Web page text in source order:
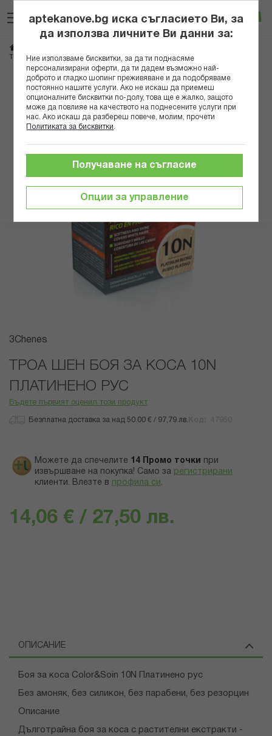
към
съдържанието
Вход
ТРОА ШЕН БОЯ ЗА КОСА 10N ПЛАТИНЕНО РУС
Преминете
края
Преминете
началото
галерия
със
3Chenes
ТРОА ШЕН БОЯ ЗА КОСА 10N
ПЛАТИНЕНО РУС
Бъдете първият оценил този продукт
Безплатна доставка за над 50.00 € / 97,79 лв.
Можете да спечелите 14 Промо точки
при
извършване на покупка! Само за регистрирани
клиенти. Влезте в профила си .
14,06 € / 27,50 лв.
ОПИСАНИЕ
Боя за коса Color&Soin 10N Платинено рус
Без амоняк, без силикон, без парабени, без резорцин
Описание
Дълготрайна боя за коса с растителни екстракти -
aptekanove.bg иска съгласието Ви, за
да използва личните Ви данни за:
Ние използваме бисквитки, за да ти поднасяме
персонализирани оферти, да ти дадем възможно най-
доброто и гладко шопинг преживяване и да подобряваме
постоянно нашите услуги. Ако не искаш да приемеш
опционалните бисквитки по-долу, това ще е жалко, защото
може да повлияе на качеството на поднесените услуги при
нас. Ако искаш да разбереш повече, молим, прочети
Политиката за бисквитки
Опции за управление
Получаване на съгласие